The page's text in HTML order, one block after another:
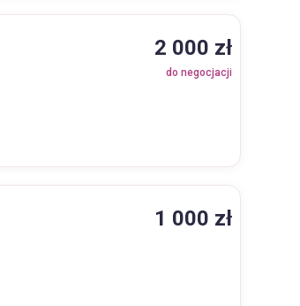
2 000 zł
do negocjacji
1 000 zł